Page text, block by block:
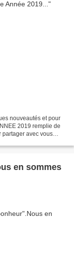
nouveautés et pour
2019 remplie de
en sommes